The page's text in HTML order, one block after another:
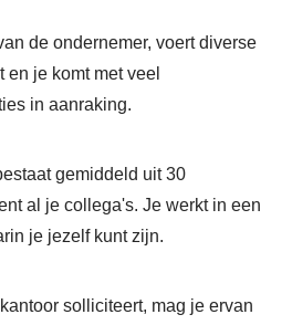
de ondernemer, voert diverse
je komt met veel
in aanraking.
gemiddeld uit 30
al je collega's. Je werkt in een
je jezelf kunt zijn.
solliciteert, mag je ervan